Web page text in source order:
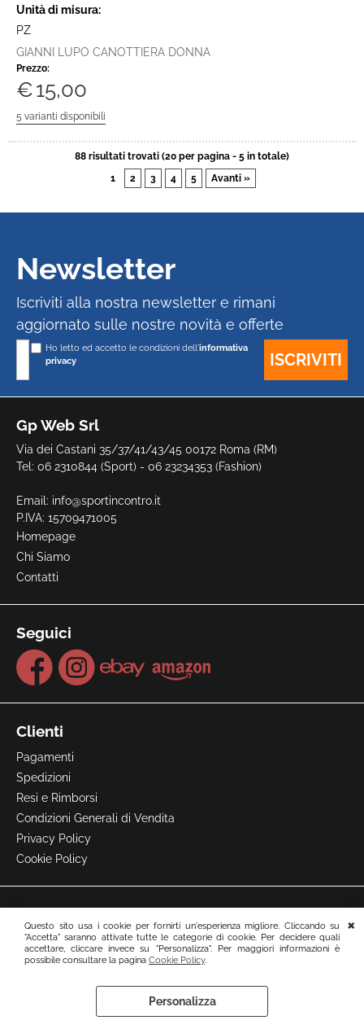
Questo sito usa i cookie per fornirti un'esperienza migliore. Cliccando su
"Accetta" saranno attivate tutte le categorie di cookie. Per decidere quali
accettare, cliccare invece su "Personalizza". Per maggiori informazioni è
possibile consultare la pagina Cookie Policy.
Personalizza
Unità di misura:
PZ
GIANNI LUPO CANOTTIERA DONNA
Prezzo:
€15,00
88 risultati trovati (20 per pagina - 5 in totale)
1
2 3 4 5 Avanti »
Gp Web Srl
Via dei Castani 35/37/41/43/45 00172 Roma (RM)
Tel: 06 2310844 (Sport) - 06 23234353 (Fashion)
Email: info@sportincontro.it
P.IVA: 15709471005
Homepage
Chi Siamo
Contatti
Seguici
Clienti
Pagamenti
Spedizioni
Resi e Rimborsi
Condizioni Generali di Vendita
Privacy Policy
Cookie Policy
Newsletter
Iscriviti alla nostra newsletter e rimani
aggiornato sulle nostre novità e offerte
Ho letto ed accetto le condizioni dell'informativa
privacy
Preferenze cookie